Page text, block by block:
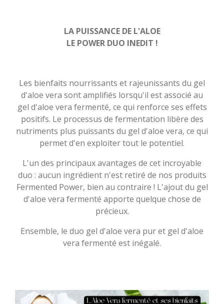
LA PUISSANCE DE L'ALOE
LE POWER DUO INEDIT !
Les bienfaits nourrissants et rajeunissants du gel
d'aloe vera sont amplifiés lorsqu'il est associé au
gel d'aloe vera fermenté, ce qui renforce ses effets
positifs. Le processus de fermentation libère des
nutriments plus puissants du gel d'aloe vera, ce qui
permet d'en exploiter tout le potentiel.
L'un des principaux avantages de cet incroyable
duo : aucun ingrédient n'est retiré de nos produits
Fermented Power, bien au contraire ! L'ajout du gel
d'aloe vera fermenté apporte quelque chose de
précieux.
Ensemble, le duo gel d'aloe vera pur et gel d'aloe
vera fermenté est inégalé.